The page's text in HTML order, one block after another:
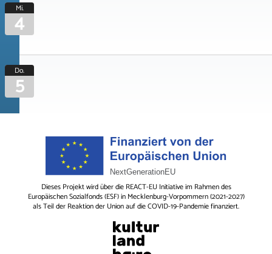
Mi.
4
Do.
5
Dieses Projekt wird über die REACT-EU Initiative im Rahmen des
Europäischen Sozialfonds (ESF) in Mecklenburg-Vorpommern (2021-2027)
als Teil der Reaktion der Union auf die COVID-19-Pandemie finanziert.